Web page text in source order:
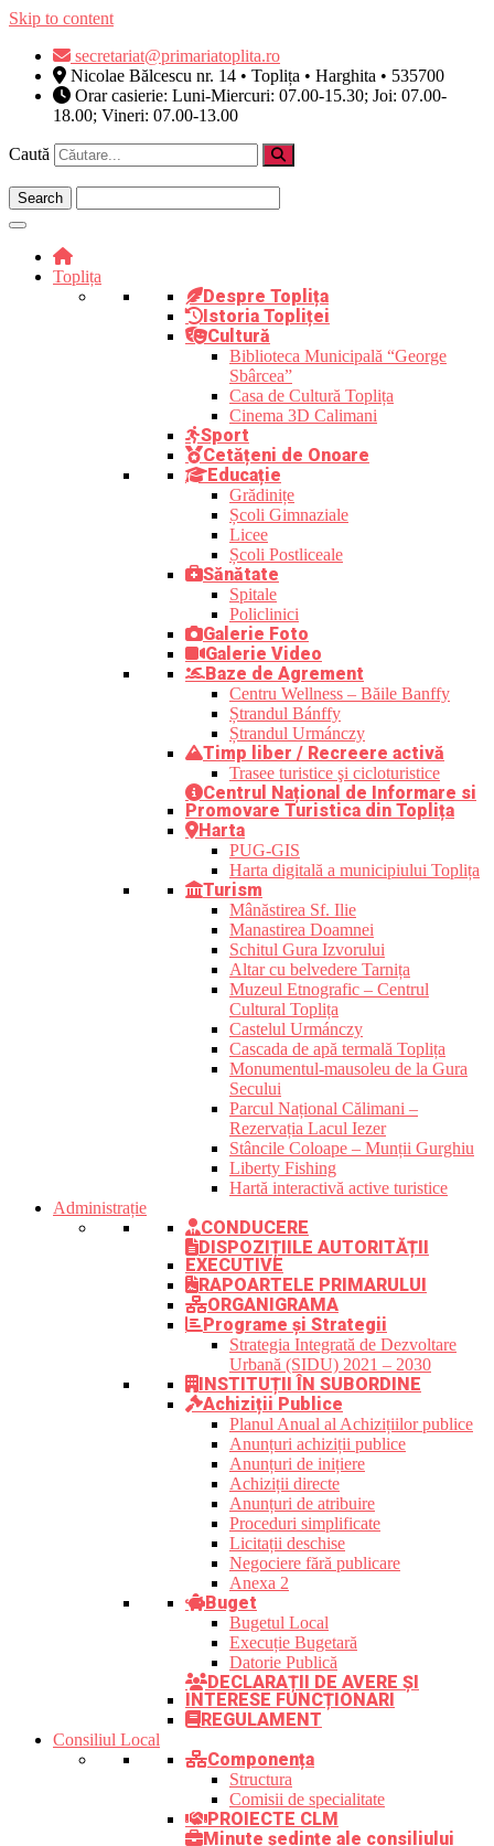
Skip to content
secretariat@primariatoplita.ro
Nicolae Bălcescu nr. 14 • Toplița • Harghita • 535700
Orar casierie: Luni-Miercuri: 07.00-15.30; Joi: 07.00-
18.00; Vineri: 07.00-13.00
Caută
Toplița
Despre Toplița
Istoria Topliței
Cultură
Biblioteca Municipală “George
Sbârcea”
Casa de Cultură Toplița
Cinema 3D Calimani
Sport
Cetățeni de Onoare
Educație
Grădinițe
Școli Gimnaziale
Licee
Școli Postliceale
Sănătate
Spitale
Policlinici
Galerie Foto
Galerie Video
Baze de Agrement
Centru Wellness – Băile Banffy
Ștrandul Bánffy
Ștrandul Urmánczy
Timp liber / Recreere activă
Trasee turistice şi cicloturistice
Centrul Național de Informare si
Promovare Turistica din Toplița
Harta
PUG-GIS
Harta digitală a municipiului Toplița
Turism
Mânăstirea Sf. Ilie
Manastirea Doamnei
Schitul Gura Izvorului
Altar cu belvedere Tarnița
Muzeul Etnografic – Centrul
Cultural Toplița
Castelul Urmánczy
Cascada de apă termală Toplița
Monumentul-mausoleu de la Gura
Secului
Parcul Național Călimani –
Rezervația Lacul Iezer
Stâncile Coloape – Munții Gurghiu
Liberty Fishing
Hartă interactivă active turistice
Administrație
CONDUCERE
DISPOZIȚIILE AUTORITĂȚII
EXECUTIVE
RAPOARTELE PRIMARULUI
ORGANIGRAMA
Programe și Strategii
Strategia Integrată de Dezvoltare
Urbană (SIDU) 2021 – 2030
INSTITUȚII ÎN SUBORDINE
Achiziții Publice
Planul Anual al Achizițiilor publice
Anunțuri achiziții publice
Anunțuri de inițiere
Achiziții directe
Anunțuri de atribuire
Proceduri simplificate
Licitații deschise
Negociere fără publicare
Anexa 2
Buget
Bugetul Local
Execuție Bugetară
Datorie Publică
DECLARAȚII DE AVERE ȘI
INTERESE FUNCȚIONARI
REGULAMENT
Consiliul Local
Componența
Structura
Comisii de specialitate
PROIECTE CLM
Minute ședințe ale consiliului